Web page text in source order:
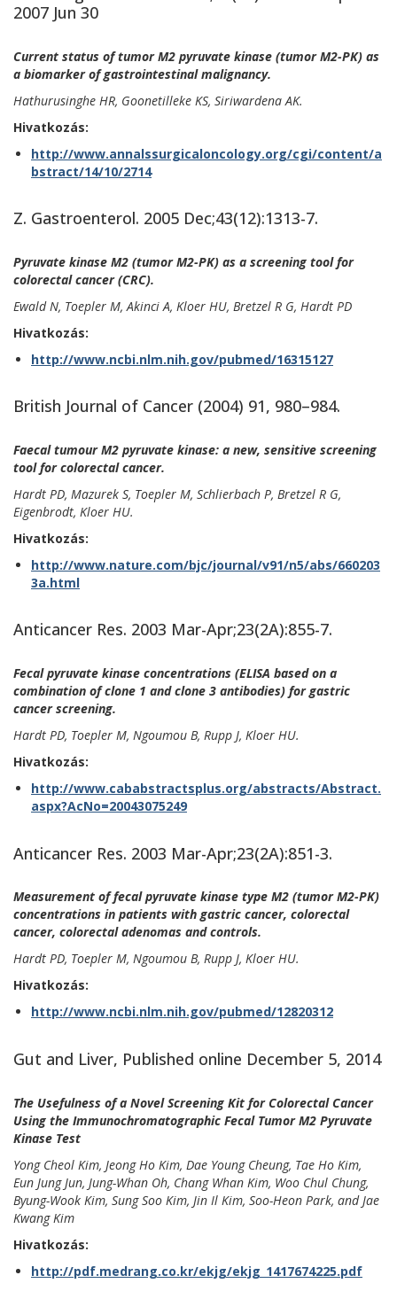
2007 Jun 30
Current status of tumor M2 pyruvate kinase (tumor M2-PK) as
a biomarker of gastrointestinal malignancy.
Hathurusinghe HR, Goonetilleke KS, Siriwardena AK.
Hivatkozás:
http://www.annalssurgicaloncology.org/cgi/content/a
bstract/14/10/2714
Z. Gastroenterol. 2005 Dec;43(12):1313-7.
Pyruvate kinase M2 (tumor M2-PK) as a screening tool for
colorectal cancer (CRC).
Ewald N, Toepler M, Akinci A, Kloer HU, Bretzel R G, Hardt PD
Hivatkozás:
http://www.ncbi.nlm.nih.gov/pubmed/16315127
British Journal of Cancer (2004) 91, 980–984.
Faecal tumour M2 pyruvate kinase: a new, sensitive screening
tool for colorectal cancer.
Hardt PD, Mazurek S, Toepler M, Schlierbach P, Bretzel R G,
Eigenbrodt, Kloer HU.
Hivatkozás:
http://www.nature.com/bjc/journal/v91/n5/abs/660203
3a.html
Anticancer Res. 2003 Mar-Apr;23(2A):855-7.
Fecal pyruvate kinase concentrations (ELISA based on a
combination of clone 1 and clone 3 antibodies) for gastric
cancer screening.
Hardt PD, Toepler M, Ngoumou B, Rupp J, Kloer HU.
Hivatkozás:
http://www.cababstractsplus.org/abstracts/Abstract.
aspx?AcNo=20043075249
Anticancer Res. 2003 Mar-Apr;23(2A):851-3.
Measurement of fecal pyruvate kinase type M2 (tumor M2-PK)
concentrations in patients with gastric cancer, colorectal
cancer, colorectal adenomas and controls.
Hardt PD, Toepler M, Ngoumou B, Rupp J, Kloer HU.
Hivatkozás:
http://www.ncbi.nlm.nih.gov/pubmed/12820312
Gut and Liver, Published online December 5, 2014
The Usefulness of a Novel Screening Kit for Colorectal Cancer
Using the Immunochromatographic Fecal Tumor M2 Pyruvate
Kinase Test
Yong Cheol Kim, Jeong Ho Kim, Dae Young Cheung, Tae Ho Kim,
Eun Jung Jun, Jung-Whan Oh, Chang Whan Kim, Woo Chul Chung,
Byung-Wook Kim, Sung Soo Kim, Jin Il Kim, Soo-Heon Park, and Jae
Kwang Kim
Hivatkozás:
http://pdf.medrang.co.kr/ekjg/ekjg_1417674225.pdf